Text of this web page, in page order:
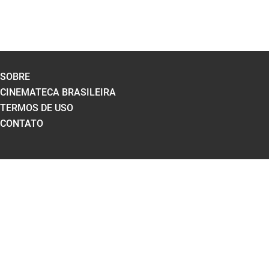
SOBRE
CINEMATECA BRASILEIRA
TERMOS DE USO
CONTATO